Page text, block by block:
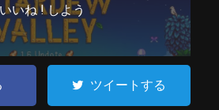
いいね ! しよう
ツイートする